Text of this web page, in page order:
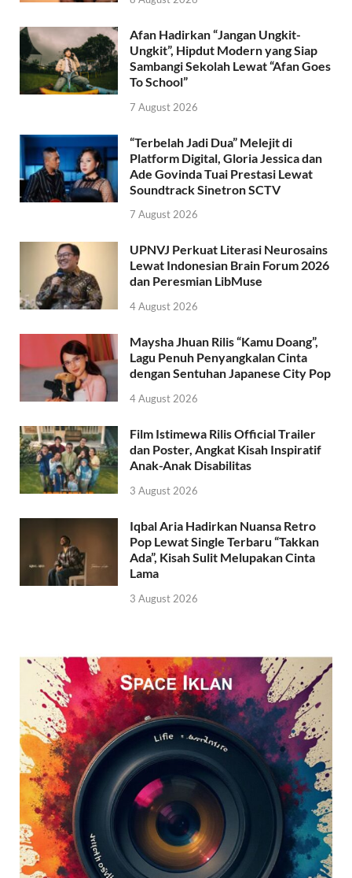
Afan Hadirkan “Jangan Ungkit-
Ungkit”, Hipdut Modern yang Siap
Sambangi Sekolah Lewat “Afan Goes
To School”
7 August 2026
“Terbelah Jadi Dua” Melejit di
Platform Digital, Gloria Jessica dan
Ade Govinda Tuai Prestasi Lewat
Soundtrack Sinetron SCTV
7 August 2026
UPNVJ Perkuat Literasi Neurosains
Lewat Indonesian Brain Forum 2026
dan Peresmian LibMuse
4 August 2026
Maysha Jhuan Rilis “Kamu Doang”,
Lagu Penuh Penyangkalan Cinta
dengan Sentuhan Japanese City Pop
4 August 2026
Film Istimewa Rilis Official Trailer
dan Poster, Angkat Kisah Inspiratif
Anak-Anak Disabilitas
3 August 2026
Iqbal Aria Hadirkan Nuansa Retro
Pop Lewat Single Terbaru “Takkan
Ada”, Kisah Sulit Melupakan Cinta
Lama
3 August 2026